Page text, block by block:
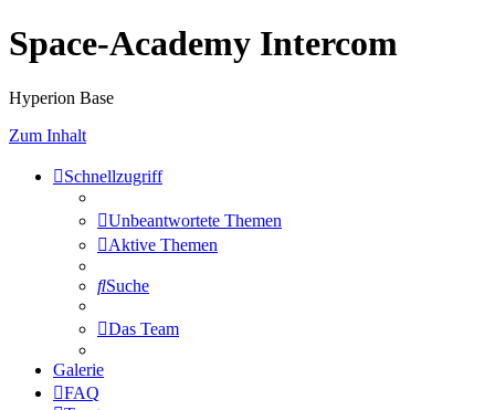
Space-Academy Intercom
Hyperion Base
Zum Inhalt
Schnellzugriff
Unbeantwortete Themen
Aktive Themen
Suche
Das Team
Galerie
FAQ